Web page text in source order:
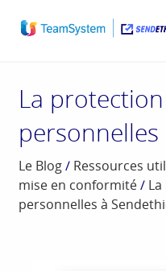
La
Le Blog/ Ressources
mise en conformité/
personnelles à